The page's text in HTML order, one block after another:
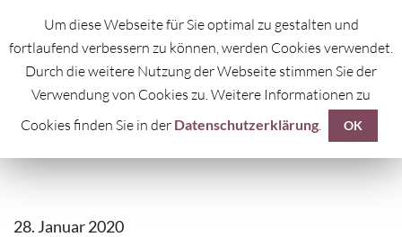
HYDROGEN
28. Januar 2020
Um diese Webseite für Sie optimal zu gestalten und
fortlaufend verbessern zu können, werden Cookies verwendet.
Durch die weitere Nutzung der Webseite stimmen Sie der
Verwendung von Cookies zu. Weitere Informationen zu
Cookies finden Sie in der Datenschutzerklärung. OK